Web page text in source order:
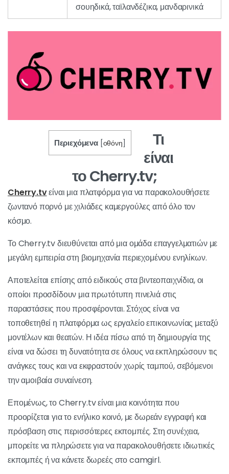
σουηδικά, ταϊλανδέζικα, μανδαρινικά
Περιεχόμενα [οθόνη
Τι
είναι
το Cherry.tv;
Cherry.tvείναι μια πλατφόρμα για να παρακολουθήσετε
ζωντανό πορνό με χιλιάδες καμεργούλες από όλο τον
κόσμο.
Το Cherry.tv διευθύνεται από μια ομάδα επαγγελματιών με
μεγάλη εμπειρία στη βιομηχανία περιεχομένου ενηλίκων.
Αποτελείται επίσης από ειδικούς στα βιντεοπαιχνίδια, οι
οποίοι προσδίδουν μια πρωτότυπη πινελιά στις
παραστάσεις που προσφέρονται. Στόχος είναι να
τοποθετηθεί η πλατφόρμα ως εργαλείο επικοινωνίας μεταξύ
μοντέλων και θεατών. Η ιδέα πίσω από τη δημιουργία της
είναι να δώσει τη δυνατότητα σε όλους να εκπληρώσουν τις
ανάγκες τους και να εκφραστούν χωρίς ταμπού, σεβόμενοι
την αμοιβαία συναίνεση.
Επομένως, το Cherry.tv είναι μια κοινότητα που
προορίζεται για το ενήλικο κοινό, με δωρεάν εγγραφή και
πρόσβαση στις περισσότερες εκπομπές. Στη συνέχεια,
μπορείτε να πληρώσετε για να παρακολουθήσετε ιδιωτικές
εκπομπές ή να κάνετε δωρεές στο camgirl.